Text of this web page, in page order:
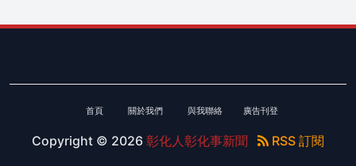
首頁 關於我們 與我聯絡 廣告刊登
Copyright © 2026 彰化人彰化事新聞 RSS 訂閱